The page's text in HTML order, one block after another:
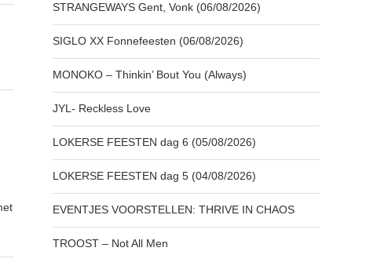
STRANGEWAYS Gent, Vonk (06/08/2026)
SIGLO XX Fonnefeesten (06/08/2026)
MONOKO – Thinkin’ Bout You (Always)
JYL- Reckless Love
LOKERSE FEESTEN dag 6 (05/08/2026)
LOKERSE FEESTEN dag 5 (04/08/2026)
EVENTJES VOORSTELLEN: THRIVE IN CHAOS
TROOST – Not All Men